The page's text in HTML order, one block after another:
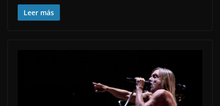
Leer más